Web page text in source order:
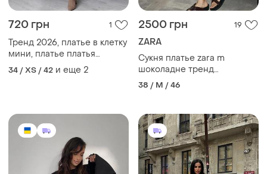
720 грн 1
Тренд 2026, платье в клетку
мини, платье платья
рубашка в клетку
34 / XS / 42 и еще 2
2500 грн 19
ZARA
Сукня платье zara m
шоколадне тренд
коричневе
38 / M / 46